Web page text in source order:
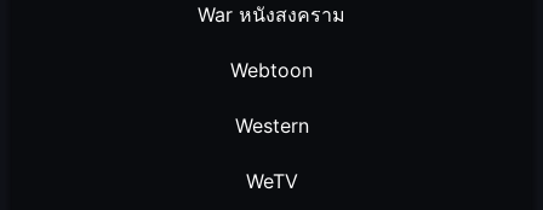
War หนังสงคราม
Webtoon
Western
WeTV